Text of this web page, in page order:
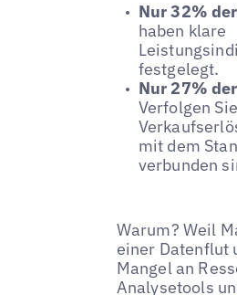
Nur 32%
haben klare
festgelegt.
Nur 27%
Verfolgen
mit dem
verbunden
Warum? Weil
einer Datenflut
Mangel an
Analysetools